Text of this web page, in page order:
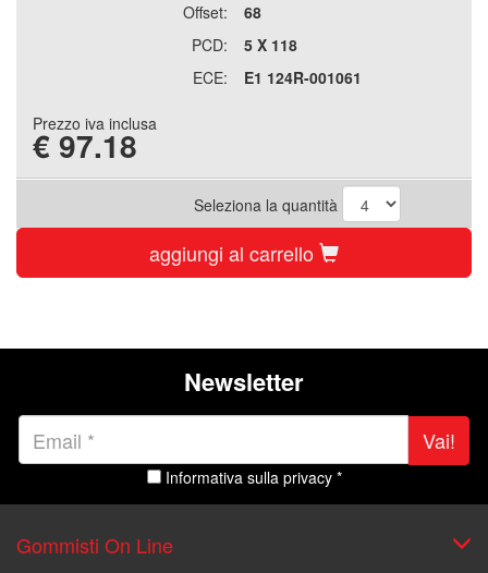
Offset:
68
PCD:
5 X 118
ECE:
E1 124R-001061
Prezzo iva inclusa
€ 97.18
Seleziona la quantità
aggiungi al carrello
Newsletter
Vai!
Informativa sulla privacy *
Gommisti On Line